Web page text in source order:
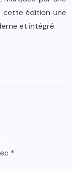
cette édition une
et intégré.
*